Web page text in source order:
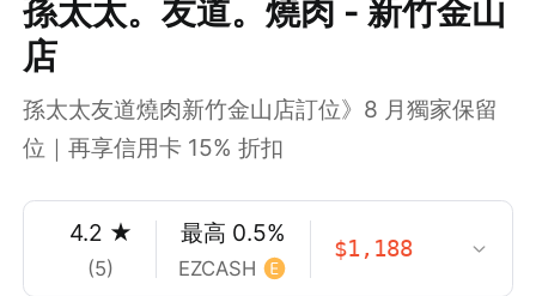
孫太太。友道。燒肉 - 新竹金山
店
孫太太友道燒肉新竹金山店訂位》8 月獨家保留
位｜再享信用卡 15% 折扣
4.2 ★
(5)
最高 0.5%
EZCASH
$1,188